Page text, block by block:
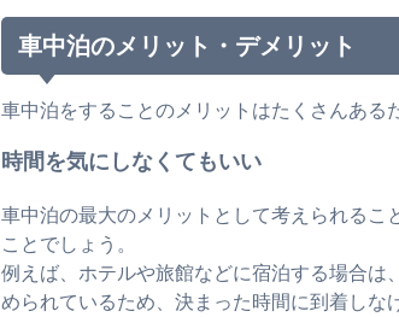
車中泊のメリット・デメリット
車中泊をすることのメリットはたくさんある
時間を気にしなくてもいい
車中泊の最大のメリットとして考えられるこ
ことでしょう。
例えば、ホテルや旅館などに宿泊する場合
められているため、決まった時間に到着しな